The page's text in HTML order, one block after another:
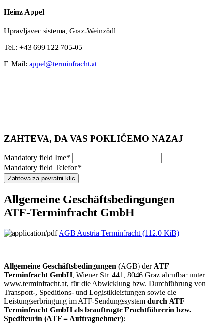
Heinz Appel
Upravljavec sistema, Graz-Weinzödl
Tel.: +43 699 122 705-05
E-Mail: appel@terminfracht.at
ZAHTEVA, DA VAS POKLIČEMO NAZAJ
Mandatory field Ime*
Mandatory field Telefon*
Allgemeine Geschäftsbedingungen
ATF-Terminfracht GmbH
AGB Austria Terminfracht (112.0 KiB)
Allgemeine Geschäftsbedingungen (AGB) der ATF
Terminfracht GmbH, Wiener Str. 441, 8046 Graz abrufbar unter
www.terminfracht.at, für die Abwicklung bzw. Durchführung von
Transport-, Speditions- und Logistikleistungen sowie die
Leistungserbringung im ATF-Sendungssystem durch ATF
Terminfracht GmbHals beauftragte Frachtführerin bzw.
Spediteurin (ATF = Auftragnehmer):